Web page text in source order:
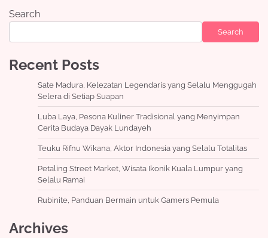
Search
Search
Recent Posts
Sate Madura, Kelezatan Legendaris yang Selalu Menggugah
Selera di Setiap Suapan
Luba Laya, Pesona Kuliner Tradisional yang Menyimpan
Cerita Budaya Dayak Lundayeh
Teuku Rifnu Wikana, Aktor Indonesia yang Selalu Totalitas
Petaling Street Market, Wisata Ikonik Kuala Lumpur yang
Selalu Ramai
Rubinite, Panduan Bermain untuk Gamers Pemula
Archives